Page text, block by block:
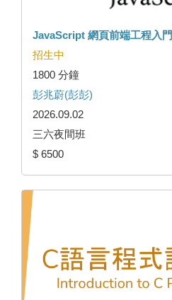
JavaScript 網頁前端工程入門
招生中
1800 分鐘
彭兆蔚(彭彭)
2026.09.02
三六夜間班
$ 6500